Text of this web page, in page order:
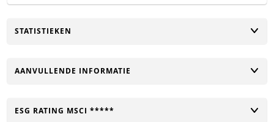
TOGGLE
STATISTIEKEN
TOGGLE
AANVULLENDE INFORMATIE
TOGGLE
ESG RATING MSCI *****